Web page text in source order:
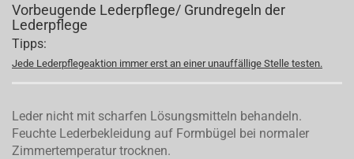
Vorbeugende Lederpflege/ Grundregeln der
Lederpflege
Tipps:
Jede Lederpflegeaktion immer erst an einer unauffällige Stelle testen.
Leder nicht mit scharfen Lösungsmitteln behandeln.
Feuchte Lederbekleidung auf Formbügel bei normaler
Zimmertemperatur trocknen.